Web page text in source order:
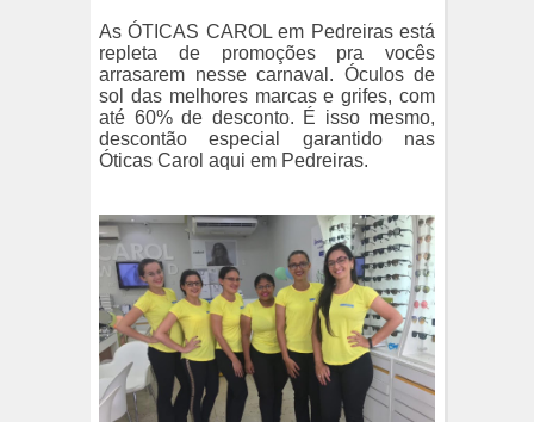
As ÓTICAS CAROL em Pedreiras está
repleta de promoções pra vocês
arrasarem nesse carnaval. Óculos de
sol das melhores marcas e grifes, com
até 60% de desconto. É isso mesmo,
descontão especial garantido nas
Óticas Carol aqui em Pedreiras.